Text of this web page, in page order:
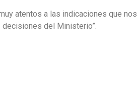
atentos a las indicaciones que nos
del Ministerio”.